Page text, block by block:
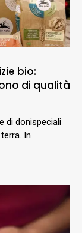
bio:
di qualità
di donispeciali
In